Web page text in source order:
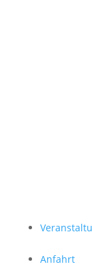
Anfahrt